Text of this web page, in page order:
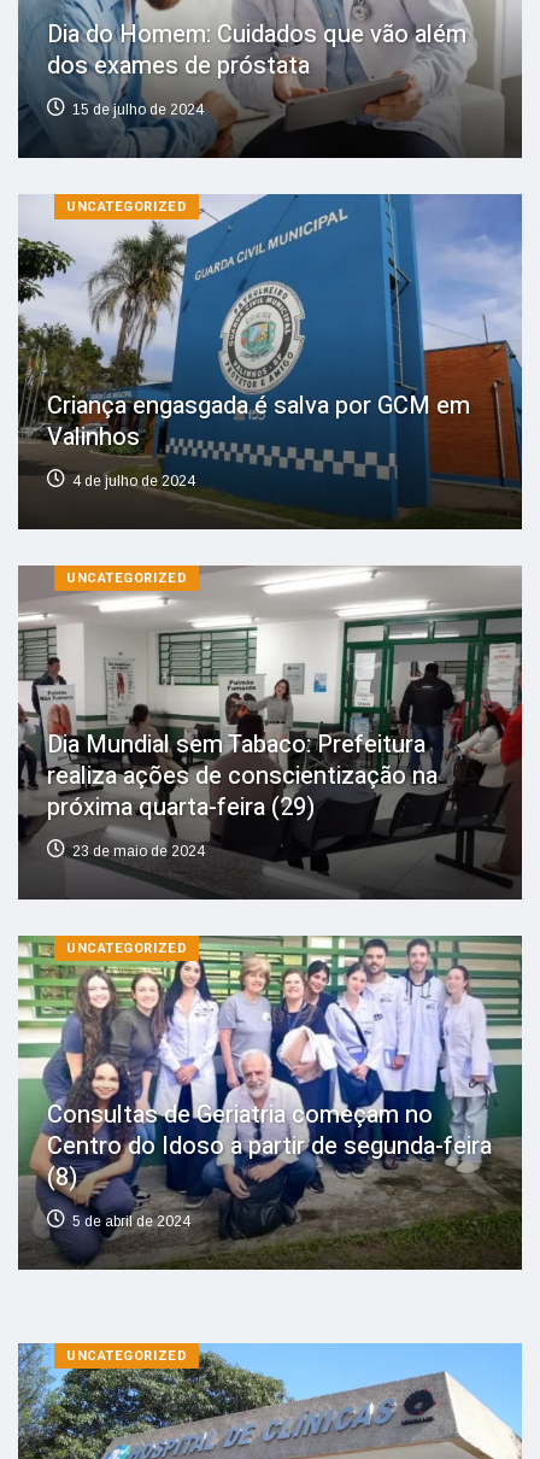
Dia do Homem: Cuidados que vão além
dos exames de próstata
15 de julho de 2024
UNCATEGORIZED
Criança engasgada é salva por GCM em
Valinhos
4 de julho de 2024
UNCATEGORIZED
Dia Mundial sem Tabaco: Prefeitura
realiza ações de conscientização na
próxima quarta-feira (29)
23 de maio de 2024
UNCATEGORIZED
Consultas de Geriatria começam no
Centro do Idoso a partir de segunda-feira
(8)
5 de abril de 2024
UNCATEGORIZED